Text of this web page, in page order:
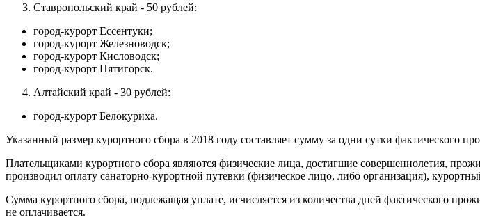
Ставропольский край - 50 рублей:
город-курорт Ессентуки;
город-курорт Железноводск;
город-курорт Кисловодск;
город-курорт Пятигорск.
Алтайский край - 30 рублей:
город-курорт Белокуриха.
Указанный размер курортного сбора в 2018 году составляет сумму за одни сутки фактического
Плательщиками курортного сбора являются физические лица, достигшие совершеннолетия,
производил оплату санаторно-курортной путевки (физическое лицо, либо организация),
Сумма курортного сбора, подлежащая уплате, исчисляется из количества дней фактического
не оплачивается.